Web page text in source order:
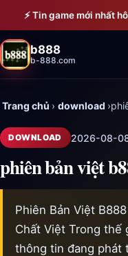
Bỏ qua đến nội dung
⚡ Tin game mới nhất
b888
b-888.com
Trang chủ › download ›
DOWNLOAD 2026-08-
phiên bản việt
Phiên Bản Việt
Chất Việt Trong thế
thông tin đang phát